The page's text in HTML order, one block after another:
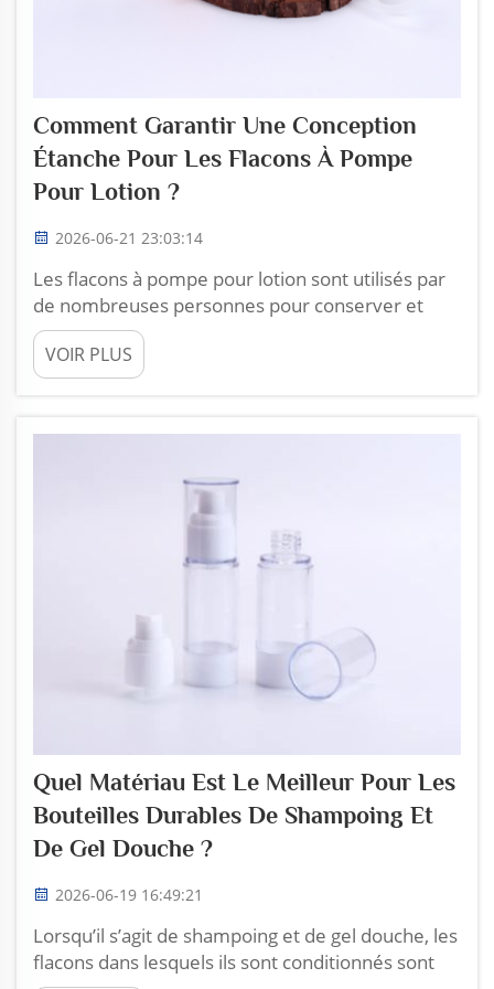
Comment Garantir Une Conception
Étanche Pour Les Flacons À Pompe
Pour Lotion ?
2026-06-21 23:03:14
Les flacons à pompe pour lotion sont utilisés par
de nombreuses personnes pour conserver et
appliquer leurs lotions et crèmes préférées.
Toutefois, un problème courant est que ces
flacons fuient parfois. Cela peut être
désordres et gaspille le produit. Chez Zhoucheng
VOIR PLUS
Quel Matériau Est Le Meilleur Pour Les
Bouteilles Durables De Shampoing Et
De Gel Douche ?
2026-06-19 16:49:21
Lorsqu’il s’agit de shampoing et de gel douche, les
flacons dans lesquels ils sont conditionnés sont